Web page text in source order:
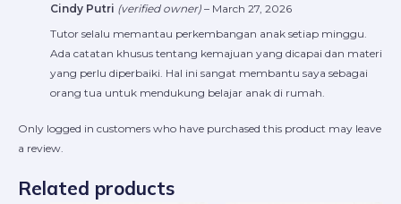
Cindy Putri (verified owner) – March 27, 2026
Tutor selalu memantau perkembangan anak setiap minggu.
Ada catatan khusus tentang kemajuan yang dicapai dan materi
yang perlu diperbaiki. Hal ini sangat membantu saya sebagai
orang tua untuk mendukung belajar anak di rumah.
Only logged in customers who have purchased this product may leave
a review.
Related products